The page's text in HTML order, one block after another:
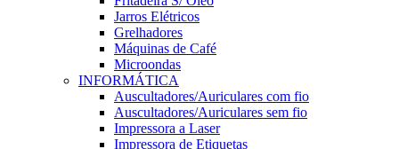
Jarros Elétricos
Grelhadores
Máquinas de Café
Microondas
INFORMÁTICA
Auscultadores/Auriculares com fio
Auscultadores/Auriculares sem fio
Impressora a Laser
Impressora de Etiquetas